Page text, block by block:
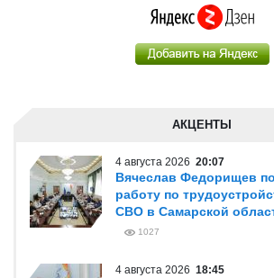
АКЦЕНТЫ
4 августа 2026 20:07
Вячеслав Федорищев
работу по
СВО в Самарской
1027
4 августа 2026 18:45